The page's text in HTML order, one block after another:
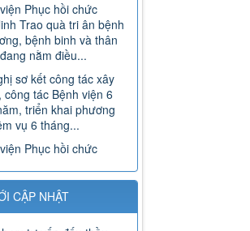
bệnh binh và thân
nằm điều...
sơ kết công tác xây
tác Bệnh viện 6
triển khai phương
vụ 6 tháng...
Phục hồi chức
Hội nghị triển khai,
văn bản quy phạm
Trung ương có...
Phục hồi chức
lan tỏa nghĩa cử cao
chiến dịch “Những
CẬP NHẬT